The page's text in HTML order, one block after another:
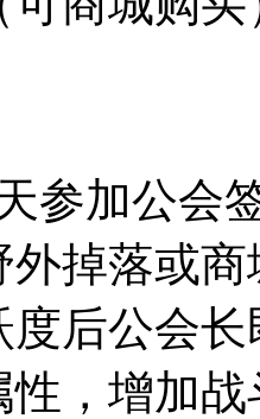
参加公会
掉落或
后公会
性，增加